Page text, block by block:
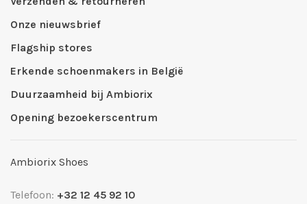
Onze nieuwsbrief
Flagship stores
Erkende schoenmakers in België
Duurzaamheid bij Ambiorix
Opening bezoekerscentrum
Ambiorix Shoes
Telefoon: +32 12 45 92 10